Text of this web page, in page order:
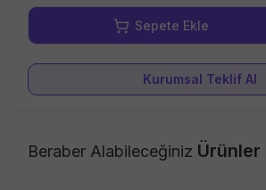
Kurumsal Teklif Al
Beraber Alabileceğiniz Ürünler